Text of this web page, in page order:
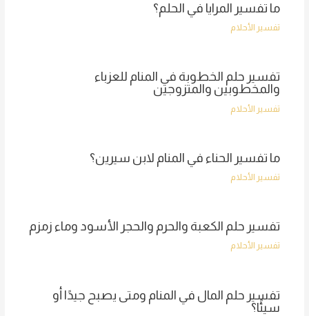
ما تفسير المرايا في الحلم؟
تفسير الأحلام
تفسير حلم الخطوبة في المنام للعزباء
والمخطوبين والمتزوجين
تفسير الأحلام
ما تفسير الحناء في المنام لابن سيرين؟
تفسير الأحلام
تفسير حلم الكعبة والحرم والحجر الأسود وماء زمزم
تفسير الأحلام
تفسير حلم المال في المنام ومتى يصبح جيدًا أو
سيئًا؟